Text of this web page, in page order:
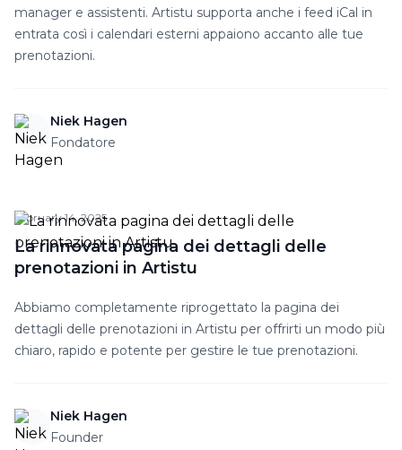
manager e assistenti. Artistu supporta anche i feed iCal in
entrata così i calendari esterni appaiono accanto alle tue
prenotazioni.
Niek Hagen
Fondatore
February 14, 2025
La rinnovata pagina dei dettagli delle
prenotazioni in Artistu
Abbiamo completamente riprogettato la pagina dei
dettagli delle prenotazioni in Artistu per offrirti un modo più
chiaro, rapido e potente per gestire le tue prenotazioni.
Niek Hagen
Founder